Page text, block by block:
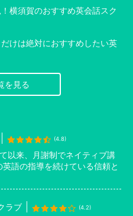
横須賀のおすすめ英会話スク
だけは絶対におすすめしたい英
を見る
(4.8)
以来、月謝制でネイティブ講
英語の指導を続けている信頼と
ラブ (4.2)